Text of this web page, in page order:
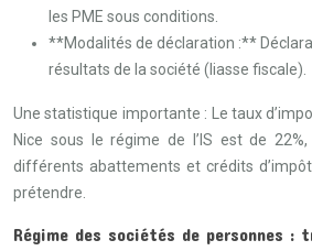
les PME sous conditions.
**Modalités de déclaration :**
résultats de la société (liasse fiscale).
Une statistique importante : Le taux
Nice sous le régime de l’IS est de
différents abattements et crédits
prétendre.
Régime des sociétés de personnes :